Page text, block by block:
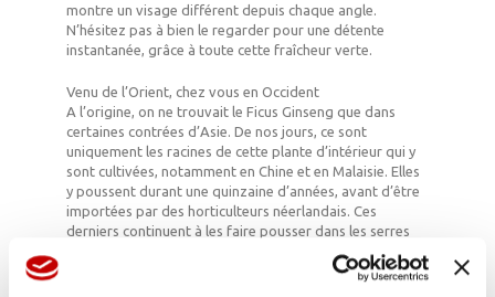
montre un visage différent depuis chaque angle.
N’hésitez pas à bien le regarder pour une détente
instantanée, grâce à toute cette fraîcheur verte.
Venu de l’Orient, chez vous en Occident
A l’origine, on ne trouvait le Ficus Ginseng que dans
certaines contrées d’Asie. De nos jours, ce sont
uniquement les racines de cette plante d’intérieur qui y
sont cultivées, notamment en Chine et en Malaisie. Elles
y poussent durant une quinzaine d’années, avant d’être
importées par des horticulteurs néerlandais. Ces
derniers continuent à les faire pousser dans les serres
pour en faire des bonsaïs. Le Ficus a donc toute une vie
derrière lui d’ici à ce que vous lui souhaitez la bienvenue